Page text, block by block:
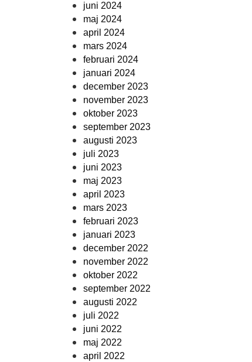
juni 2024
maj 2024
april 2024
mars 2024
februari 2024
januari 2024
december 2023
november 2023
oktober 2023
september 2023
augusti 2023
juli 2023
juni 2023
maj 2023
april 2023
mars 2023
februari 2023
januari 2023
december 2022
november 2022
oktober 2022
september 2022
augusti 2022
juli 2022
juni 2022
maj 2022
april 2022